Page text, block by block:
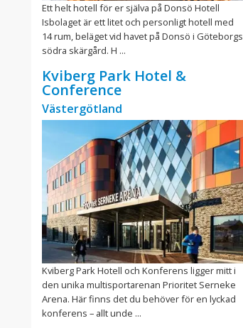
Ett helt hotell för er själva på Donsö Hotell
Isbolaget är ett litet och personligt hotell med
14 rum, beläget vid havet på Donsö i Göteborgs
södra skärgård. H ...
Kviberg Park Hotel &
Conference
Västergötland
Kviberg Park Hotell och Konferens ligger mitt i
den unika multisportarenan Prioritet Serneke
Arena. Här finns det du behöver för en lyckad
konferens – allt unde ...